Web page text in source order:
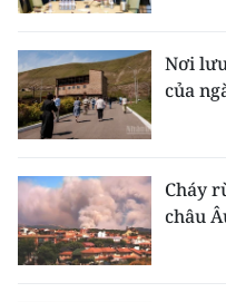
Nơi
của
Cháy
châu